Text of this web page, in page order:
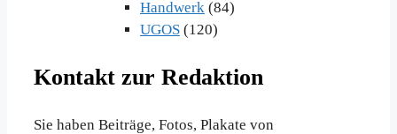
Handwerk (84)
UGOS (120)
Kontakt zur Redaktion
Sie haben Beiträge, Fotos, Plakate von